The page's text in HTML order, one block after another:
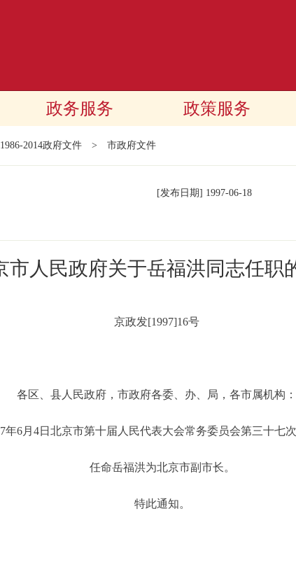
政务服务 政策服务
1986-2014政府文件 > 市政府文件
[发布日期] 1997-06-18
市人民政府关于岳福洪同志任职
京政发[1997]16号
各区、县人民政府，市政府各委、办、局，各市属机构：
6月4日北京市第十届人民代表大会常务委员会第三十七次
任命岳福洪为北京市副市长。
特此通知。